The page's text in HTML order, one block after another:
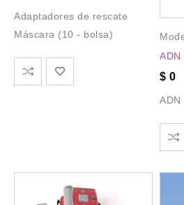
Adaptadores de rescate
Máscara (10 - bolsa)
ADN
$ 0
ADN